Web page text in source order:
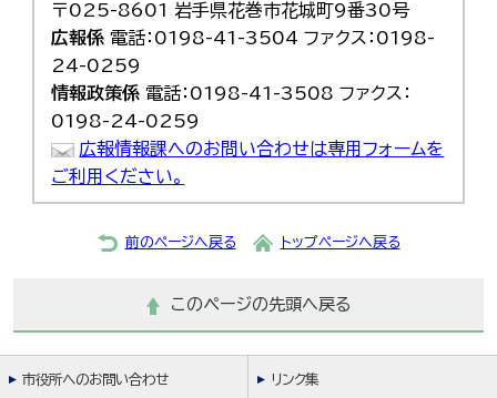
〒025-8601 岩手県花巻市花城町9番30号
広報係電話：0198-41-3504 ファクス：0198-
24-0259
情報政策係 電話：0198-41-3508 ファクス：
0198-24-0259
広報情報課へのお問い合わせは専用フォームを
ご利用ください。
前のページへ戻る トップページへ戻る
このページの先頭へ戻る
市役所へのお問い合わせ リンク集